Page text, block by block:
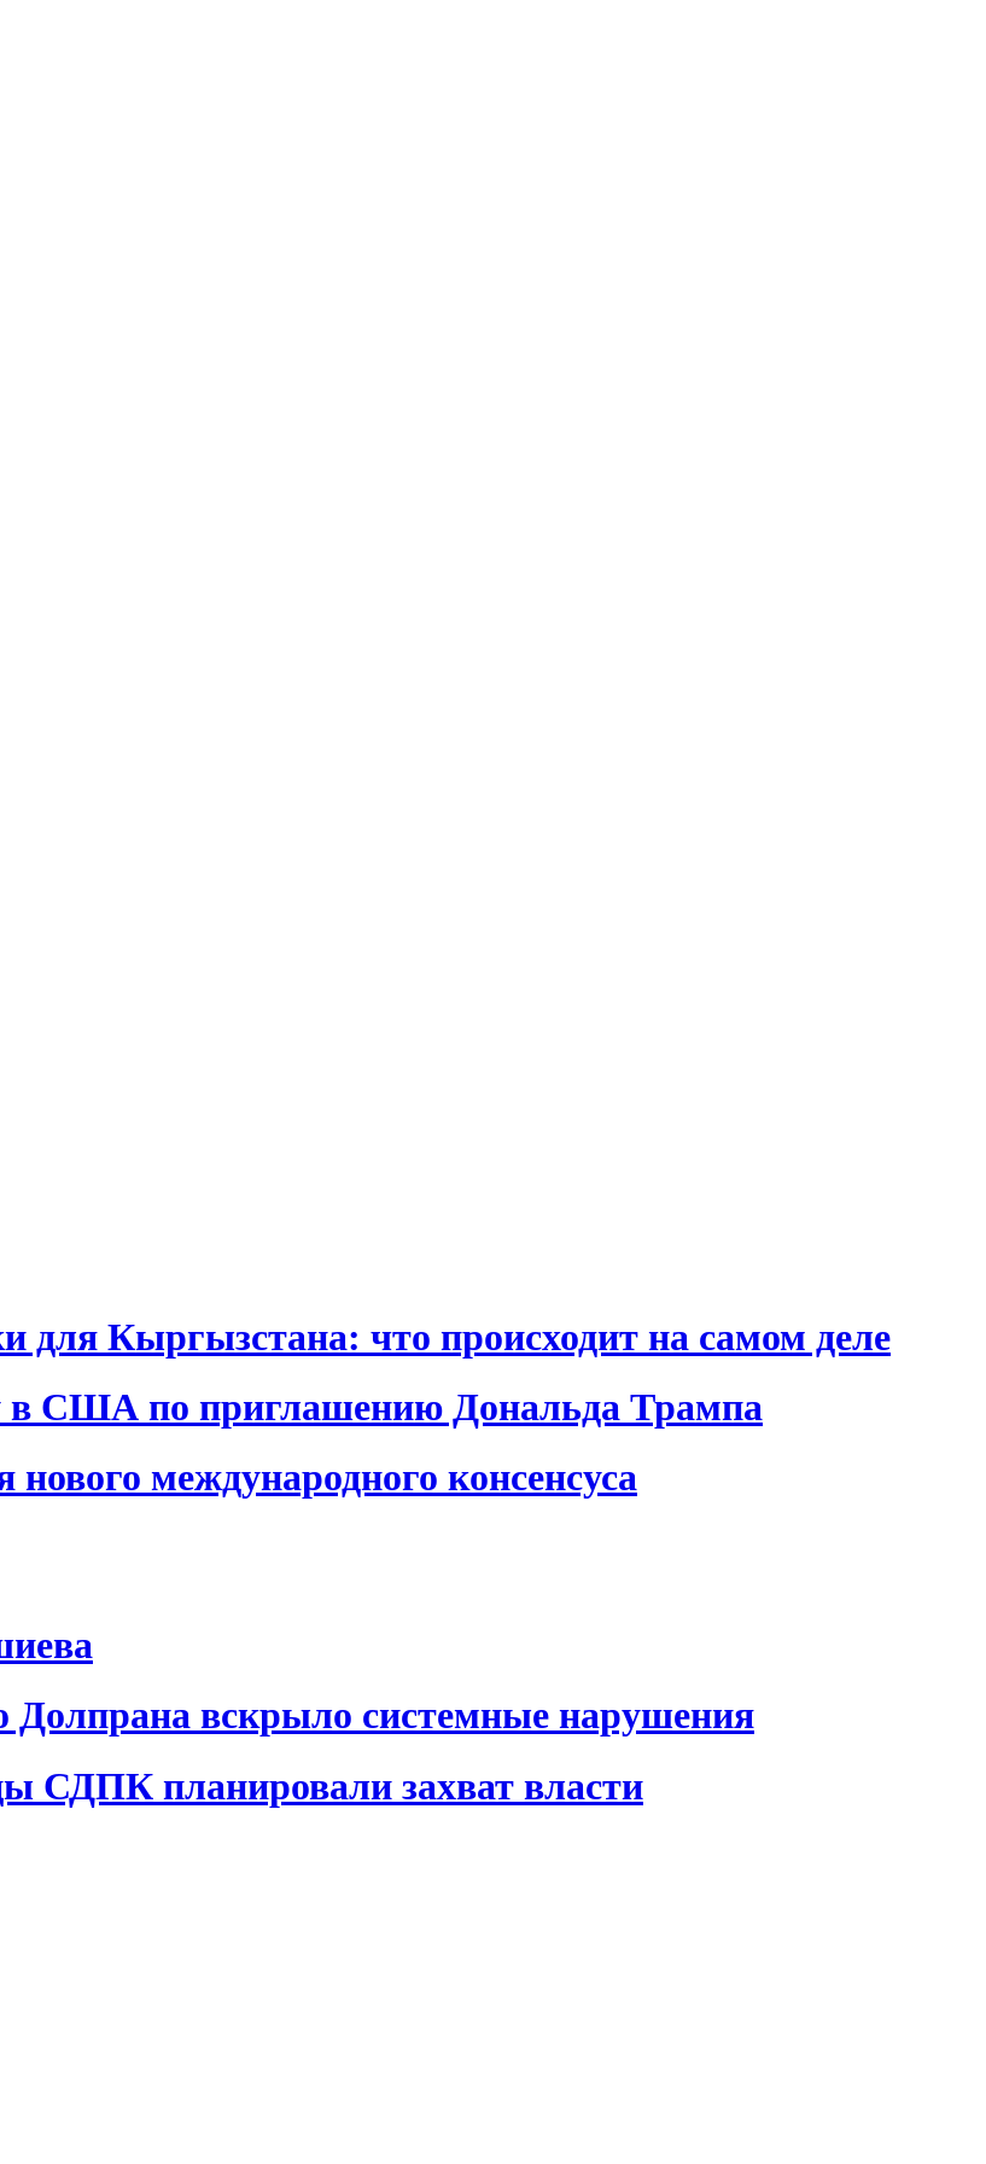
для Кыргызстана: что происходит на самом деле
в США по приглашению Дональда Трампа
международного консенсуса
Долпрана вскрыло системные нарушения
СДПК планировали захват власти